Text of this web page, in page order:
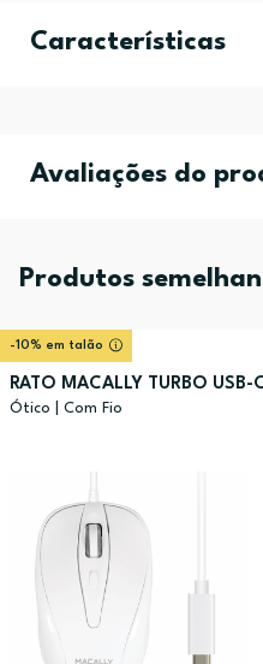
Características
Avaliações do
Produtos
-10% em talão
RATO MACALLY TURBO USB-
Ótico | Com Fio